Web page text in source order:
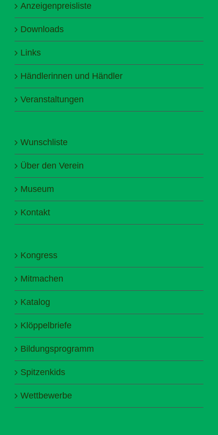
Anzeigenpreisliste
Downloads
Links
Händlerinnen und Händler
Veranstaltungen
Wunschliste
Über den Verein
Museum
Kontakt
Kongress
Mitmachen
Katalog
Klöppelbriefe
Bildungsprogramm
Spitzenkids
Wettbewerbe